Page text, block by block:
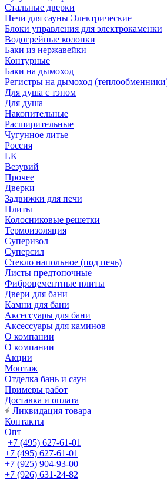
Стальные дверки
Печи для сауны Электрические
Блоки управления для электрокаменки
Водогрейные колонки
Баки из нержавейки
Контурные
Баки на дымоход
Регистры на дымоход
Для душа с тэном
Для душа
Накопительные
Расширительные
Чугунное литье
Россия
LК
Везувий
Прочее
Дверки
Задвижки для печи
Плиты
Колосниковые решетки
Термоизоляция
Суперизол
Суперсил
Стекло напольное (под печь)
Листы предтопочные
Фиброцементные плиты
Двери для бани
Камни для бани
Аксессуары для бани
Аксессуары для каминов
О компании
О компании
Акции
Монтаж
Отделка бань и саун
Примеры работ
Доставка и оплата
Ликвидация товара
Контакты
Опт
+7 (495) 627-61-01
+7 (495) 627-61-01
+7 (925) 904-93-00
+7 (926) 631-24-82